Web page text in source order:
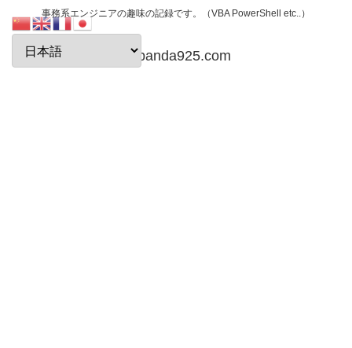
事務系エンジニアの趣味の記録です。（VBA PowerShell etc..）
papanda925.com